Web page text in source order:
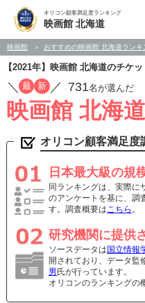
オリコン顧客満足度ランキング
映画館 北海道
映画館 おすすめの映画館 北海道ランキ
【2021年】映画館 北海道のチケ
／ 最 新 ／ 731名が選んだ
映画館 北海
オリコン顧客満足度
日本最大級の規
同ランキングは、実際に
のアンケートを基に、調
す。調査概要はこちら 。
研究機関に提供
ソースデータは 国立情報
開されており、データ監
男 氏が行っています。
オリコンのランキングの